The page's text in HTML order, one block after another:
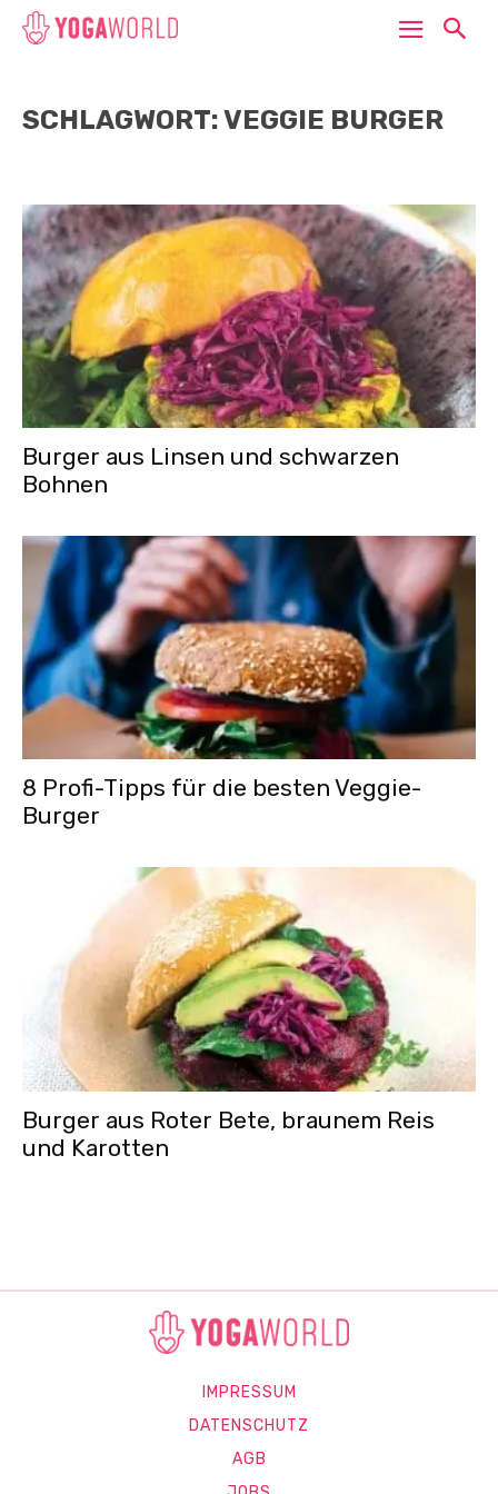
SCHLAGWORT: VEGGIE BURGER
Burger aus Linsen und schwarzen
Bohnen
8 Profi-Tipps für die besten Veggie-
Burger
Burger aus Roter Bete, braunem Reis
und Karotten
IMPRESSUM
DATENSCHUTZ
AGB